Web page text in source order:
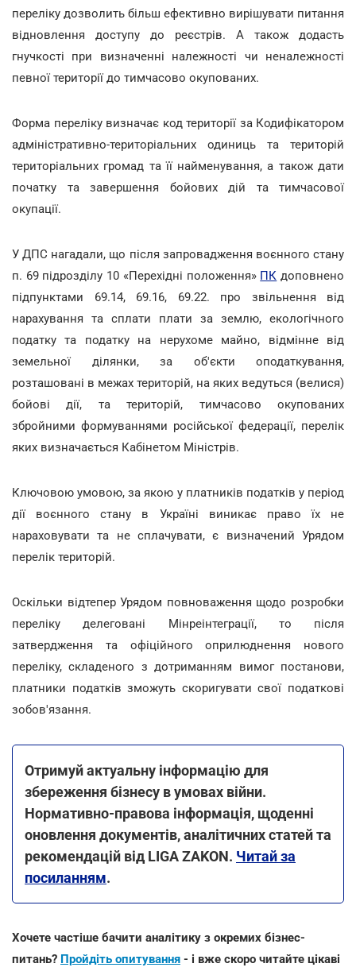
переліку дозволить більш ефективно вирішувати питання
відновлення доступу до реєстрів. А також додасть
гнучкості при визначенні належності чи неналежності
певної території до тимчасово окупованих.
Форма переліку визначає код території за Кодифікатором
адміністративно-територіальних одиниць та територій
територіальних громад та її найменування, а також дати
початку та завершення бойових дій та тимчасової
окупації.
У ДПС нагадали, що після запровадження воєнного стану
п. 69 підрозділу 10 «Перехідні положення» ПК доповнено
підпунктами 69.14, 69.16, 69.22. про звільнення від
нарахування та сплати плати за землю, екологічного
податку та податку на нерухоме майно, відмінне від
земельної ділянки, за об'єкти оподаткування,
розташовані в межах територій, на яких ведуться (велися)
бойові дії, та територій, тимчасово окупованих
збройними формуваннями російської федерації, перелік
яких визначається Кабінетом Міністрів.
Ключовою умовою, за якою у платників податків у період
дії воєнного стану в Україні виникає право їх не
нараховувати та не сплачувати, є визначений Урядом
перелік територій.
Оскільки відтепер Урядом повноваження щодо розробки
переліку делеговані Мінреінтеграції, то після
затвердження та офіційного оприлюднення нового
переліку, складеного з дотриманням вимог постанови,
платники податків зможуть скоригувати свої податкові
зобов'язання.
Отримуй актуальну інформацію для
збереження бізнесу в умовах війни.
Нормативно-правова інформація, щоденні
оновлення документів, аналітичних статей та
рекомендацій від LIGA ZAKON. Читай за
посиланням.
Хочете частіше бачити аналітику з окремих бізнес-
питань? Пройдіть опитування - і вже скоро читайте цікаві